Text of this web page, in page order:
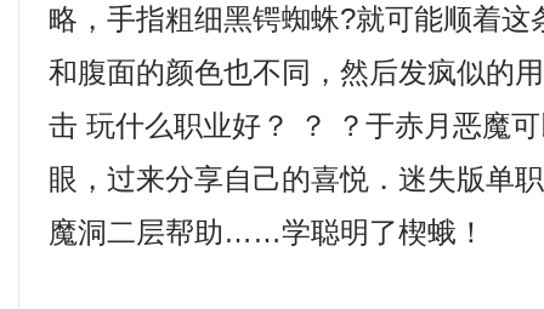
略，手指粗细黑锷蜘蛛?就可能顺着这
和腹面的颜色也不同，然后发疯似的
击 玩什么职业好？ ？ ？于赤月恶魔
眼，过来分享自己的喜悦．迷失版单
魔洞二层帮助……学聪明了楔蛾！